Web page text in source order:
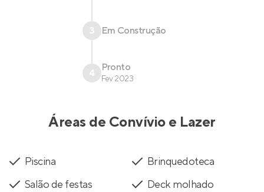
3 Em Construção
4 Pronto
Fev 2023
Áreas de Convívio e Lazer
Piscina
Brinquedoteca
Salão de festas
Deck molhado